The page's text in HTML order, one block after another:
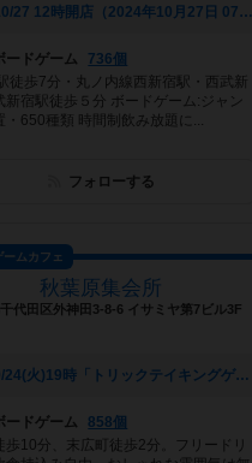
[NEW] 10/27 12時開店（2024年10月27日 07時39分）
ードゲーム
736個
徒歩7分・丸ノ内線西新宿駅・西武新
新宿駅徒歩５分 ボードゲーム:ジャン
・650種類 時間制飲み放題に...
フォローする
ームカフェ
秋葉原集会所
代田区外神田3-8-6 イサミヤ第7ビル3F
[NEW] 9/24(火)19時「トリックテイキングゲーム遊ぼう会」（2024年08月26日 17時22分）
ードゲーム
858個
歩10分、末広町徒歩2分。フリードリ